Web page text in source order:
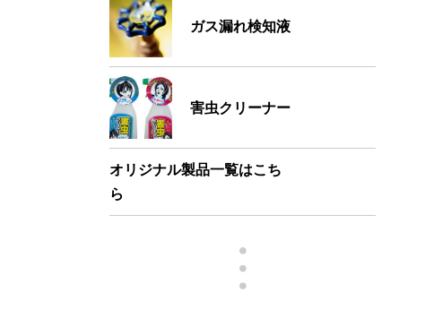
ガス漏れ検知液
害虫クリーナー
オリジナル製品一覧はこち
ら